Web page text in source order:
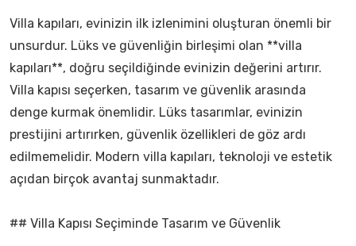
Villa kapıları, evinizin ilk izlenimini oluşturan önemli bir
unsurdur. Lüks ve güvenliğin birleşimi olan **villa
kapıları**, doğru seçildiğinde evinizin değerini artırır.
Villa kapısı seçerken, tasarım ve güvenlik arasında
denge kurmak önemlidir. Lüks tasarımlar, evinizin
prestijini artırırken, güvenlik özellikleri de göz ardı
edilmemelidir. Modern villa kapıları, teknoloji ve estetik
açıdan birçok avantaj sunmaktadır.
## Villa Kapısı Seçiminde Tasarım ve Güvenlik